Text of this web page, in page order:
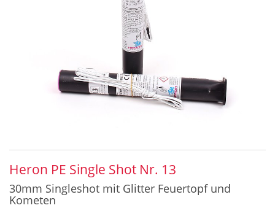
Heron PE Single Shot Nr. 13
30mm Singleshot mit Glitter Feuertopf und
Kometen